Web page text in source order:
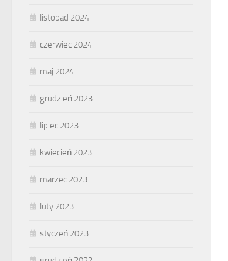
listopad 2024
czerwiec 2024
maj 2024
grudzień 2023
lipiec 2023
kwiecień 2023
marzec 2023
luty 2023
styczeń 2023